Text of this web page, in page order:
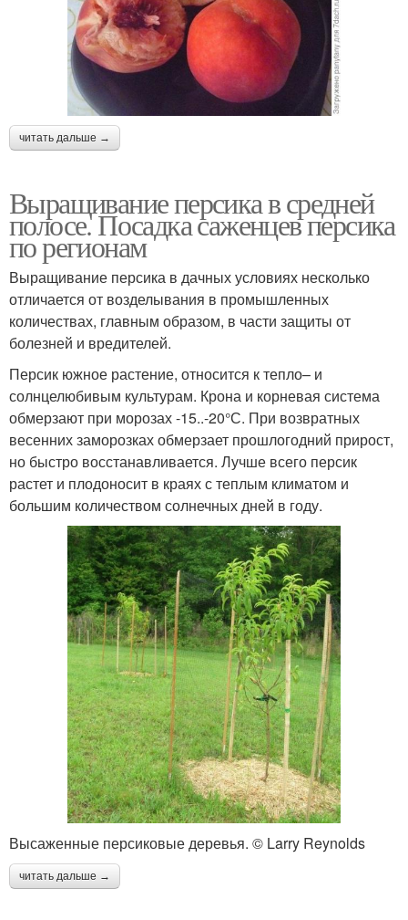
читать дальше →
Выращивание персика в средней
полосе. Посадка саженцев персика
по регионам
Выращивание персика в дачных условиях несколько
отличается от возделывания в промышленных
количествах, главным образом, в части защиты от
болезней и вредителей.
Персик южное растение, относится к тепло– и
солнцелюбивым культурам. Крона и корневая система
обмерзают при морозах -15..-20°С. При возвратных
весенних заморозках обмерзает прошлогодний прирост,
но быстро восстанавливается. Лучше всего персик
растет и плодоносит в краях с теплым климатом и
большим количеством солнечных дней в году.
Высаженные персиковые деревья. © Larry Reynolds
читать дальше →